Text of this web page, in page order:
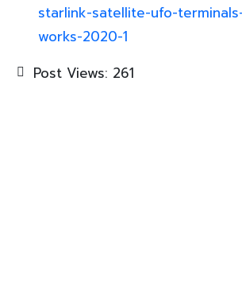
starlink-satellite-ufo-
works-2020-1
Post Views: 261